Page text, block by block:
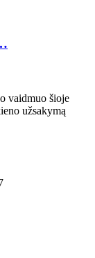
vaidmuo šioje
užsakymą